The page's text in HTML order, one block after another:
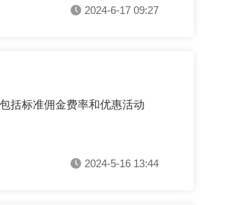
2024-6-17 09:27
括标准佣金费率和优惠活动
2024-5-16 13:44